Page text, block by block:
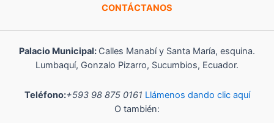
CONTÁCTANOS
Palacio Municipal: Calles Manabí y Santa María, esquina.
Lumbaquí, Gonzalo Pizarro, Sucumbios, Ecuador.
Teléfono:+593 98 875 0161 Llámenos dando clic aquí
O también: